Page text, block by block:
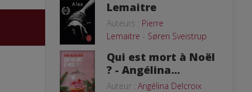
Lemaitre
Auteurs : Pierre
Lemaitre - Søren Sveistrup
Qui est mort à Noël
? - Angélina...
Auteur : Angélina Delcroix